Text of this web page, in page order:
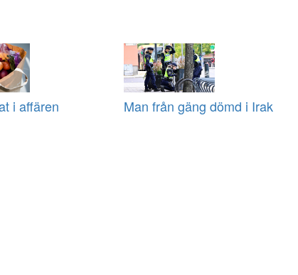
i affären Man från gäng dömd i Irak